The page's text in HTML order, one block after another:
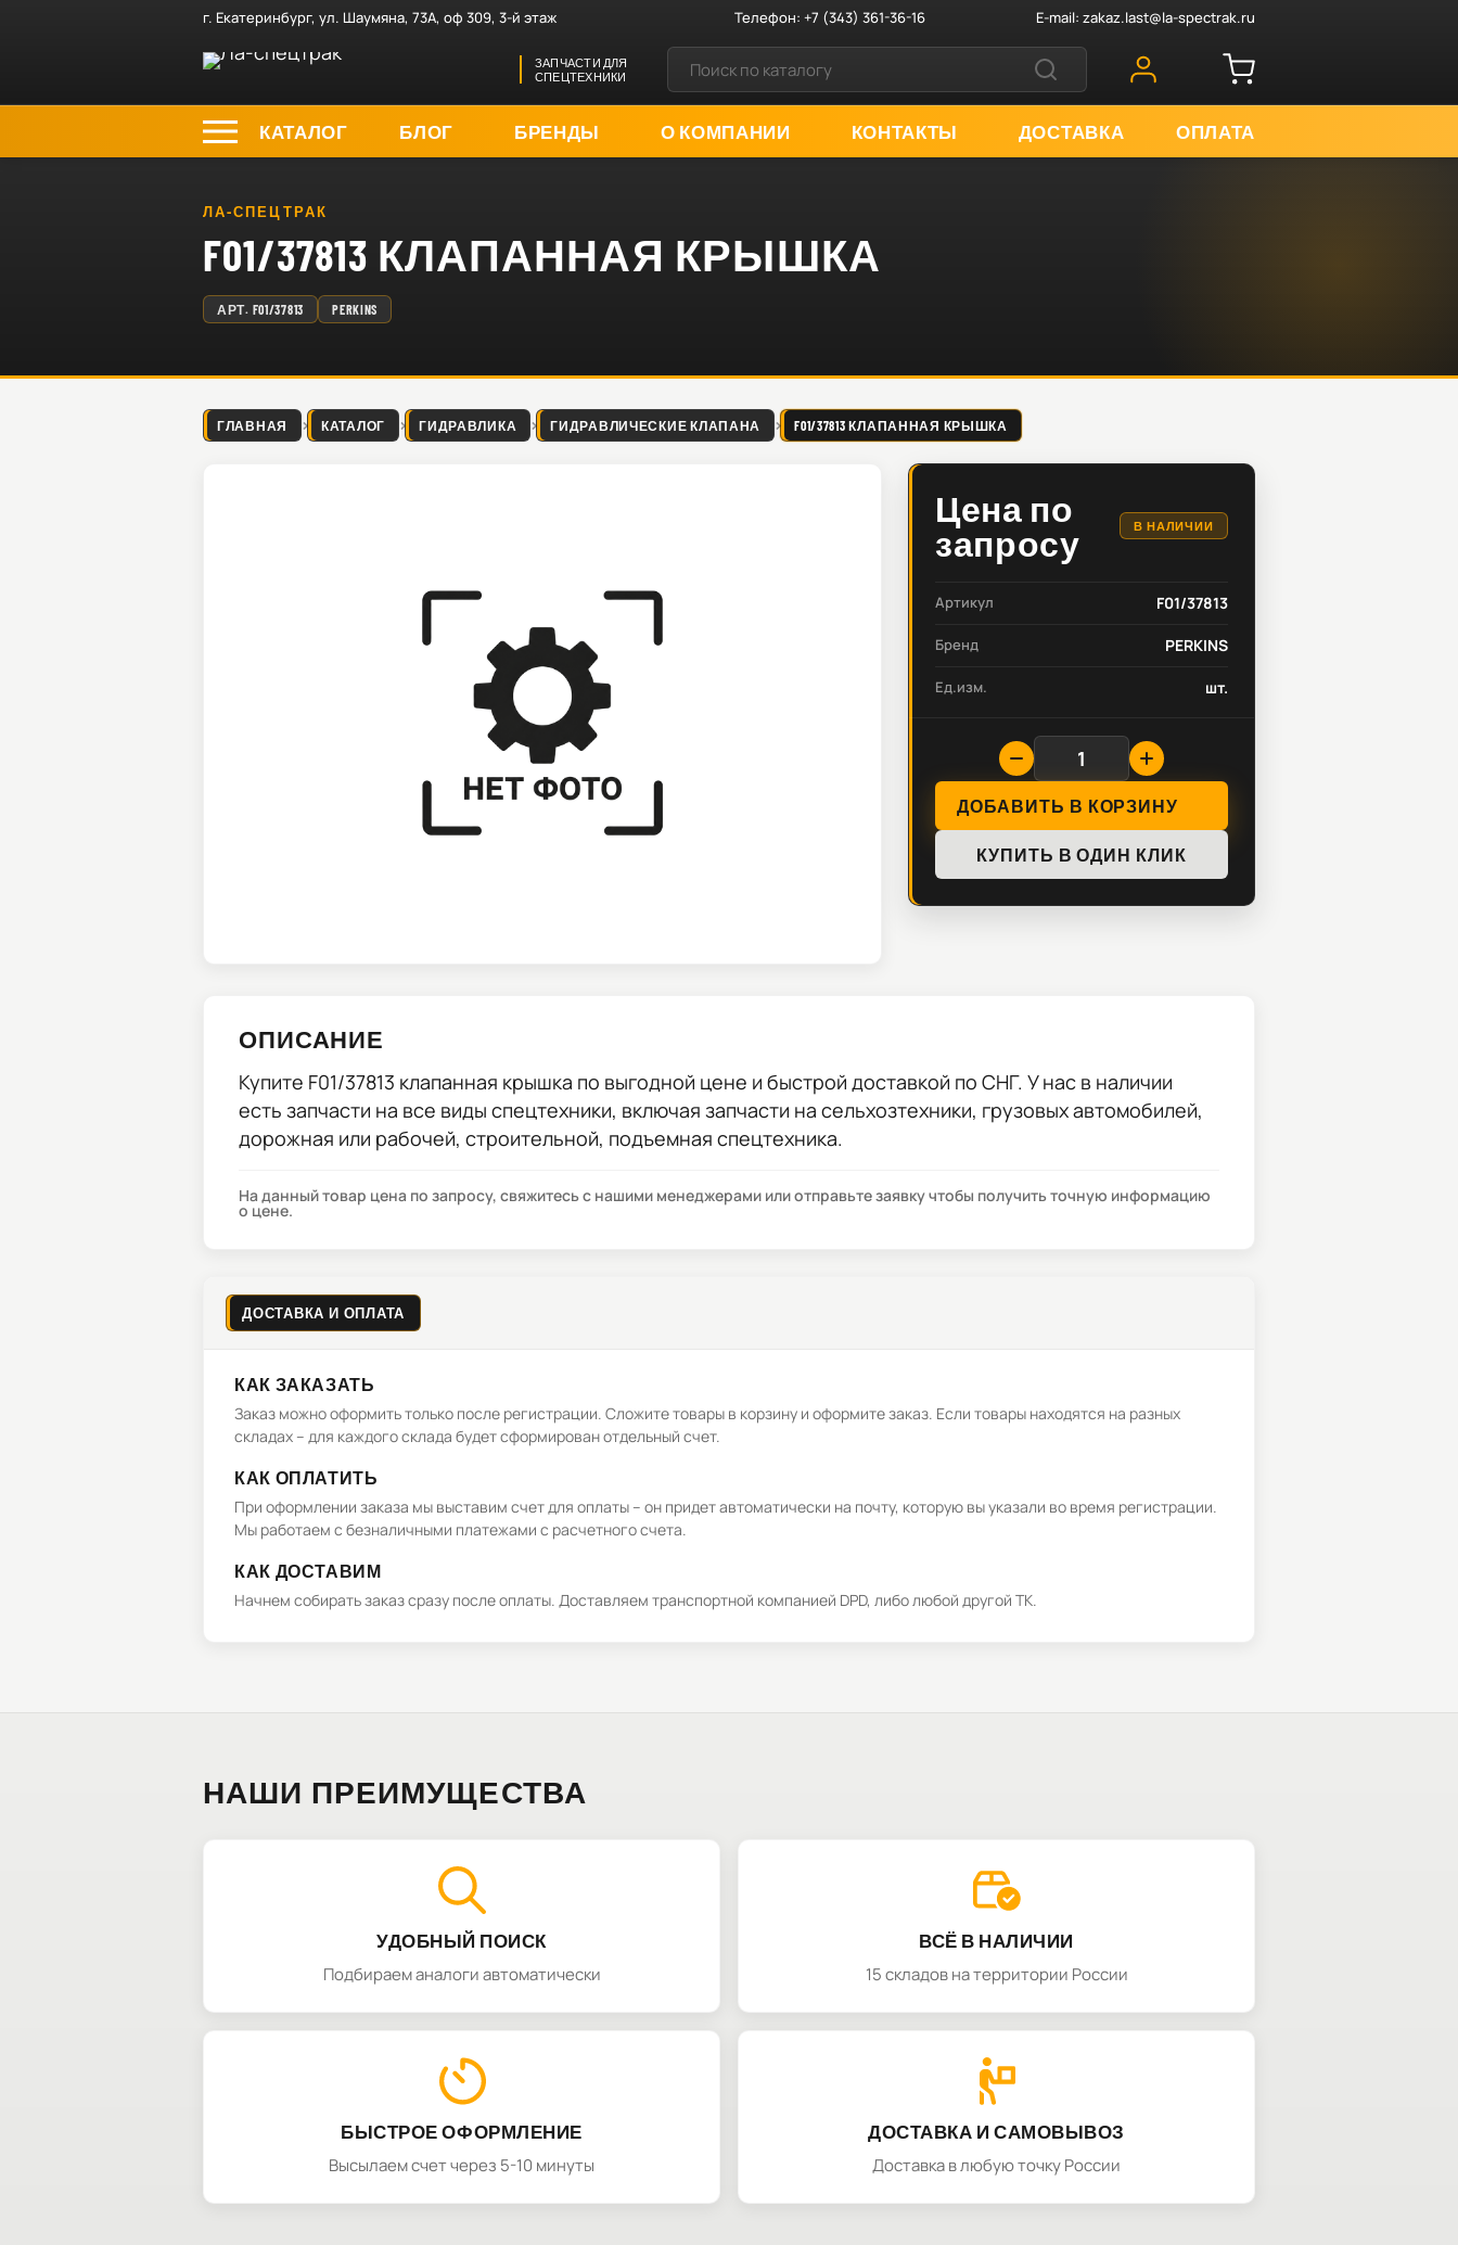
г. Екатеринбург, ул. Шаумяна, 73А, оф 309, 3-й этаж Телефон:+7 (343) 361-36-16 E-mail: zakaz.last@la-spectrak.ru
ЗАПЧАСТИ ДЛЯ
СПЕЦТЕХНИКИ
КАТАЛОГ БЛОГ БРЕНДЫ О КОМПАНИИ КОНТАКТЫ ДОСТАВКА ОПЛАТА
ЛА-СПЕЦТРАК
F01/37813 КЛАПАННАЯ КРЫШКА
АРТ. F01/37813 PERKINS
ГЛАВНАЯ КАТАЛОГ ГИДРАВЛИКА ГИДРАВЛИЧЕСКИЕ КЛАПАНА F01/37813 КЛАПАННАЯ КРЫШКА
Цена по
запросу
В НАЛИЧИИ
Артикул F01/37813
Бренд PERKINS
Ед.изм. шт.
ДОБАВИТЬ В КОРЗИНУ
КУПИТЬ В ОДИН КЛИК
ОПИСАНИЕ
Купите F01/37813 клапанная крышка по выгодной цене и быстрой доставкой по СНГ. У нас в наличии
есть запчасти на все виды спецтехники, включая запчасти на сельхозтехники, грузовых автомобилей,
дорожная или рабочей, строительной, подъемная спецтехника.
На данный товар цена по запросу, свяжитесь с нашими менеджерами или отправьте заявку чтобы получить точную информацию
о цене.
ДОСТАВКА И ОПЛАТА
КАК ЗАКАЗАТЬ
Заказ можно оформить только после регистрации. Сложите товары в корзину и оформите заказ. Если товары находятся на разных
складах – для каждого склада будет сформирован отдельный счет.
КАК ОПЛАТИТЬ
При оформлении заказа мы выставим счет для оплаты – он придет автоматически на почту, которую вы указали во время регистрации.
Мы работаем с безналичными платежами с расчетного счета.
КАК ДОСТАВИМ
Начнем собирать заказ сразу после оплаты. Доставляем транспортной компанией DPD, либо любой другой ТК.
НАШИ ПРЕИМУЩЕСТВА
УДОБНЫЙ ПОИСК
Подбираем аналоги автоматически
ВСЁ В НАЛИЧИИ
15 складов на территории России
БЫСТРОЕ ОФОРМЛЕНИЕ
Высылаем счет через 5-10 минуты
ДОСТАВКА И САМОВЫВОЗ
Доставка в любую точку России